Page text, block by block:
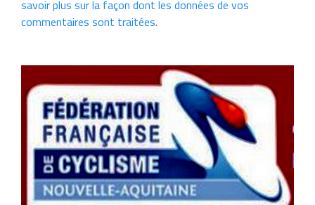
savoir plus sur la façon dont les données de vos
commentaires sont traitées.